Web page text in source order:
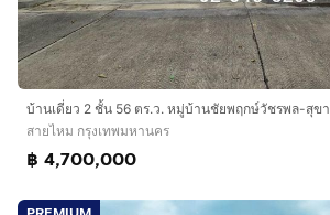
สายไหม กรุงเทพมหานคร
฿ 4,700,000